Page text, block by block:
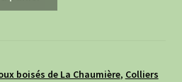
boisés de La Chaumière, Colliers